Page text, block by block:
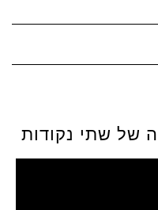
Toggle
של שתי נקודות